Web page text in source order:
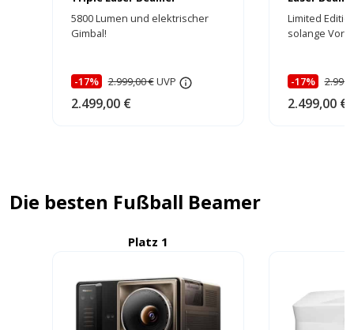
5800 Lumen und elektrischer
Gimbal!
-17% 2.999,00 €UVP
2.499,00 €
Limited
solange
-17%
2.499,00 €
Die besten Fußball Beamer
Platz 1